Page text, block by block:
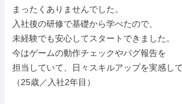
まったくありませんでした。
入社後の研修で基礎から学べたので、
未経験でも安心してスタートできました。
今はゲームの動作チェックやバグ報告を
担当していて、日々スキルアップを実感し
（25歳／入社2年目）